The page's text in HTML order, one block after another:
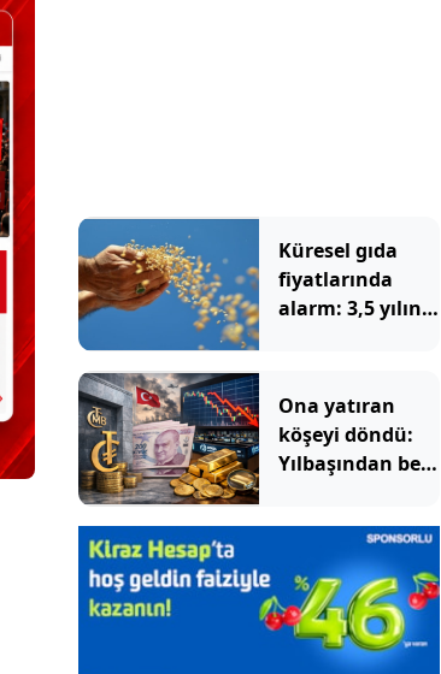
Küresel gıda
fiyatlarında
alarm: 3,5 yılın
Ona yatıran
köşeyi döndü:
Yılbaşından beri
kazandıran oldu